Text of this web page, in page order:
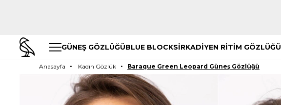
GÜNEŞ GÖZLÜĞÜBLUE BLOCKSİRKADİYEN RİTİM GÖZLÜĞÜ
Anasayfa Kadın Gözlük Baraque Green Leopard Güneş Gözlüğü